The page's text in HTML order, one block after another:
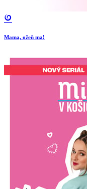
Mama, ožeň ma!